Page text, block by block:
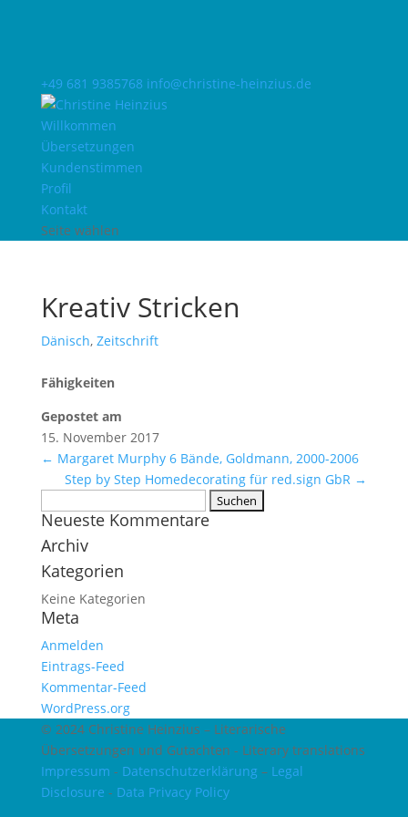
+49 681 9385768 info@christine-heinzius.de
Willkommen
Übersetzungen
Kundenstimmen
Profil
Kontakt
Seite wählen
Kreativ Stricken
Dänisch, Zeitschrift
Fähigkeiten
Gepostet am
15. November 2017
← Margaret Murphy 6 Bände, Goldmann, 2000-2006
Step by Step Homedecorating für red.sign GbR →
nach:
Neueste Kommentare
Archiv
Kategorien
Keine Kategorien
Meta
Anmelden
Eintrags-Feed
Kommentar-Feed
WordPress.org
© 2024 Christine Heinzius – Literarische
Übersetzungen und Gutachten - Literary translations
Impressum - Datenschutzerklärung – Legal
Disclosure - Data Privacy Policy